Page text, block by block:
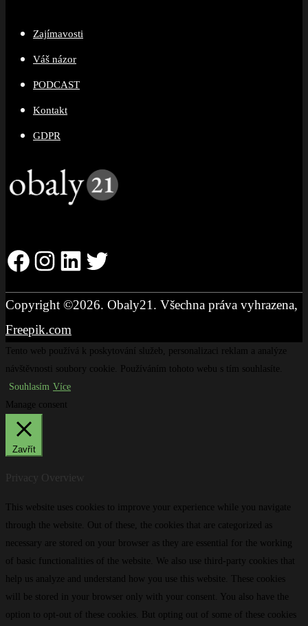
Zajímavosti
Váš názor
PODCAST
Kontakt
GDPR
FacebookInstagramLinkedIn
Twitter
Copyright ©2026. Obaly21. Všechna práva vyhrazena,
Freepik.com
Tento web používá k poskytování služeb, personalizaci reklam a analýze
návštěvnosti soubory cookie. Používáním tohoto webu s tím souhlasíte.
Souhlasím Více
Manage consent
Zavřít
Privacy Overview
This website uses cookies to improve your experience while you navigate
through the website. Out of these, the cookies that are categorized as
necessary are stored on your browser as they are essential for the working
of basic functionalities of the website. We also use third-party cookies that
help us analyze and understand how you use this website. These cookies
will be stored in your browser only with your consent. You also have the
option to opt-out of these cookies. But opting out of some of these cookies